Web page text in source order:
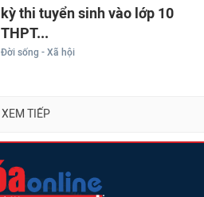
kỳ thi tuyển sinh vào lớp 10
THPT...
Đời sống - Xã hội
XEM TIẾP